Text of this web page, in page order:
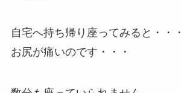
自宅へ持ち帰り座ってみると・・・
お尻が痛いのです・・・